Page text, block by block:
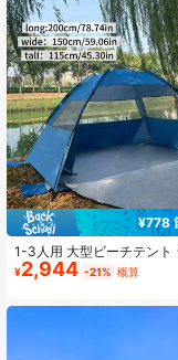
¥778
1-3人用 大型ビーチテント
コーティング、蚊帳付き、
ク、釣り、ハイキング、
¥2,944 -21% 概算